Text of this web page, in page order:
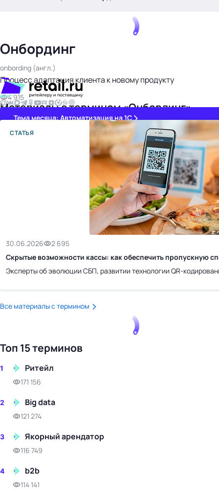
Тема месяца: Автоматизация на 1С
Войти
Онбординг
onbording (англ.)
Процесс адаптация клиента к новому продукту
4 915
Материалы с термином «Онбординг»
СТАТЬЯ
30.06.2026
2 695
Скрытые возможности кассы: как обеспечить пропускную
Эксперты об эволюции СБП, развитии технологии QR-
Все материалы с термином
Топ 15 терминов
1 Ритейл
171 156
2 Big data
121 274
3 Якорный арендатор
116 749
4 b2b
114 141